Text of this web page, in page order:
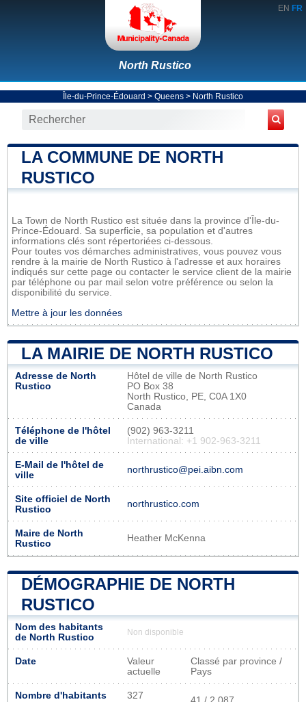
EN FR
North Rustico
Île-du-Prince-Édouard > Queens > North Rustico
LA COMMUNE DE NORTH
RUSTICO
La Town de North Rustico est située dans la province d'Île-du-
Prince-Édouard. Sa superficie, sa population et d'autres
informations clés sont répertoriées ci-dessous.
Pour toutes vos démarches administratives, vous pouvez vous
rendre à la mairie de North Rustico à l'adresse et aux horaires
indiqués sur cette page ou contacter le service client de la mairie
par téléphone ou par mail selon votre préférence ou selon la
disponibilité du service.
Mettre à jour les données
LA MAIRIE DE NORTH RUSTICO
Adresse de North
Rustico
Hôtel de ville de North Rustico
PO Box 38
North Rustico, PE, C0A 1X0
Canada
Téléphone de l'hôtel
de ville
(902) 963-3211
International: +1 902-963-3211
E-Mail de l'hôtel de
ville
northrustico@pei.aibn.com
Site officiel de North
Rustico
northrustico.com
Maire de North
Rustico
Heather McKenna
DÉMOGRAPHIE DE NORTH
RUSTICO
Nom des habitants
de North Rustico
Non disponible
Date
Valeur
actuelle
Classé par province /
Pays
Nombre d'habitants
327